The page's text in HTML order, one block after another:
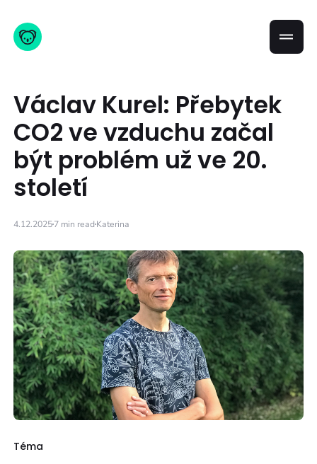
Václav Kurel: Přebytek
CO2 ve vzduchu začal
být problém už ve 20.
století
4.12.20257 min readKaterina
Téma